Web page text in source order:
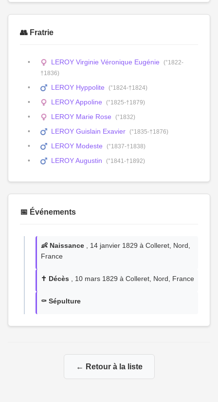
👥 Fratrie
LEROY Virginie Véronique Eugénie
(°1822-
†1836)
LEROY Hyppolite (°1824-†1824)
LEROY Appoline (°1825-†1879)
LEROY Marie Rose (°1832)
LEROY Guislain Exavier (°1835-†1876)
LEROY Modeste (°1837-†1838)
LEROY Augustin (°1841-†1892)
📅 Événements
👶 Naissance , 14 janvier 1829 à Colleret, Nord,
France
✝️ Décès , 10 mars 1829 à Colleret, Nord, France
⚰️ Sépulture
← Retour à la liste